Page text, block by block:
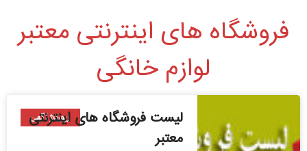
فروشگاه های اینترنتی معتبر
لوازم خانگی
رپورتاژ آگهی
لیست فروشگاه های اینترنتی
معتبر